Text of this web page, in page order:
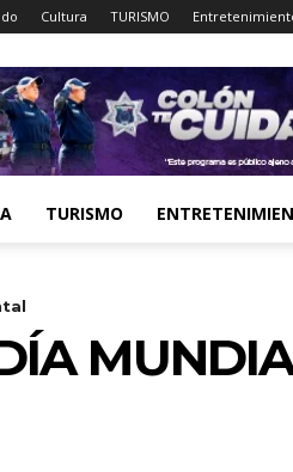
Cultura TURISMO
TURISMO